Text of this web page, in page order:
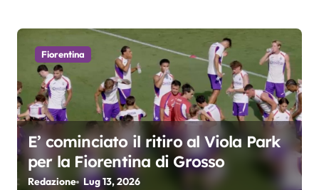
i
o
l
i
Fiorentina
E’ cominciato il ritiro al Viola Park
per la Fiorentina di Grosso
Redazione Lug 13, 2026